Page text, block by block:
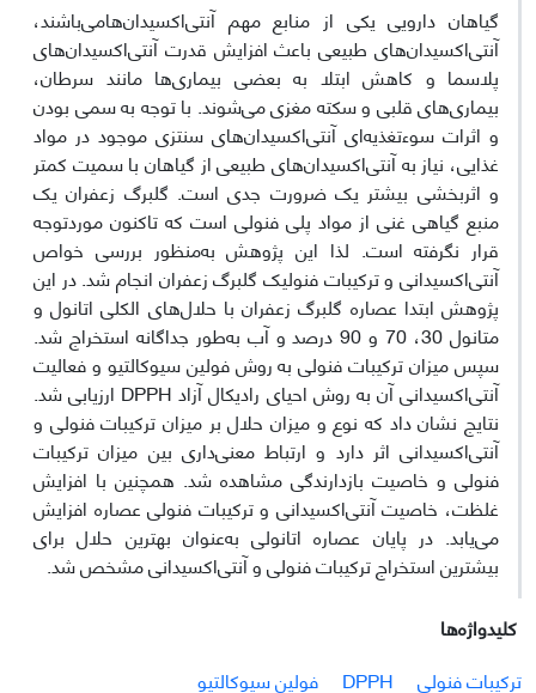
گیاهان دارویی یکی از منابع مهم آنتی‌اکسیدان‌هامی‌باشند،
آنتی‌اکسیدان‌های طبیعی باعث افزایش قدرت آنتی‌اکسیدان‌های
پلاسما و کاهش ابتلا به بعضی بیماری‌ها مانند سرطان،
بیماری‌های قلبی و سکته مغزی می‌شوند. با توجه به سمی بودن
و اثرات سوءتغذیه‌ای آنتی‌اکسیدان‌های سنتزی موجود در مواد
غذایی، نیاز به آنتی‌اکسیدان‌های طبیعی از گیاهان با سمیت کمتر
و اثربخشی بیشتر یک ضرورت جدی است. گلبرگ زعفران یک
منبع گیاهی غنی از مواد پلی فنولی است که تاکنون موردتوجه
قرار نگرفته است. لذا این پژوهش به‌منظور بررسی خواص
آنتی‌اکسیدانی و ترکیبات فنولیک گلبرگ زعفران انجام شد. در این
پژوهش ابتدا عصاره گلبرگ زعفران با حلال‌های الکلی اتانول و
متانول 30، 70 و 90 درصد و آب به‌طور جداگانه استخراج شد.
سپس میزان ترکیبات فنولی به روش فولین سیوکالتیو و فعالیت
آنتی‌اکسیدانی آن به روش احیای رادیکال آزاد DPPH ارزیابی شد.
نتایج نشان داد که نوع و میزان حلال بر میزان ترکیبات فنولی و
آنتی‌اکسیدانی اثر دارد و ارتباط معنی‌داری بین میزان ترکیبات
فنولی و خاصیت بازدارندگی مشاهده شد. همچنین با افزایش
غلظت، خاصیت آنتی‌اکسیدانی و ترکیبات فنولی عصاره افزایش
می‌یابد. در پایان عصاره اتانولی به‌عنوان بهترین حلال برای
بیشترین استخراج ترکیبات فنولی و آنتی‌اکسیدانی مشخص شد.
کلیدواژه‌ها
ترکیبات فنولی
DPPH
فولین سیوکالتیو